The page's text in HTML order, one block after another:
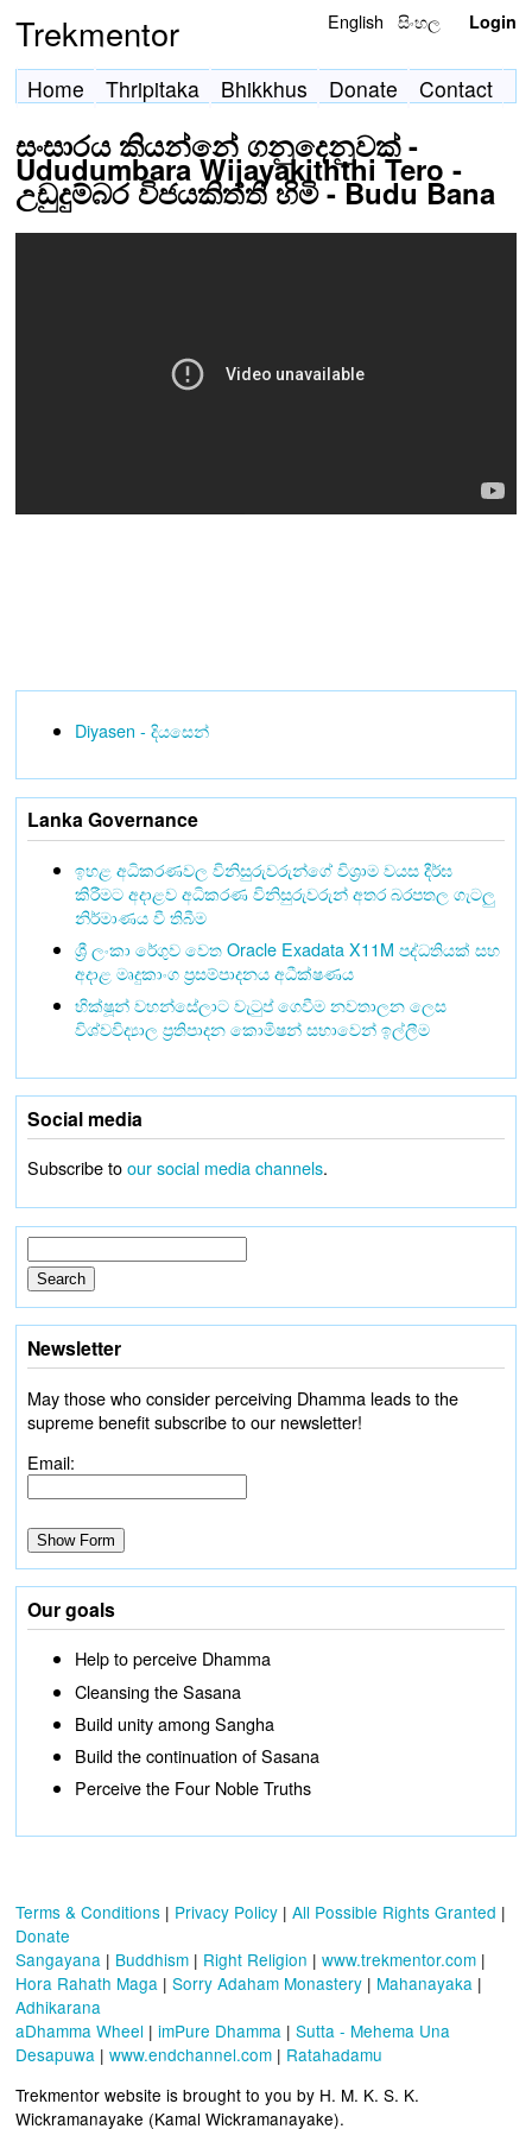
Trekmentor English සිංහල Login
Home Thripitaka Bhikkhus Donate Contact
සංසාරය කියන්නේ ගනුදෙනුවක් -
Ududumbara Wijayakiththi Tero -
උඩුදුම්බර විජයකිත්ති හිමි - Budu Bana
Diyasen - දියසෙන්
Lanka Governance
ඉහළ අධිකරණවල විනිසුරුවරුන්ගේ විශ්‍රාම වයස දීර්ඝ
කිරීමට අදාළව අධිකරණ විනිසුරුවරුන් අතර බරපතල ගැටලු
නිර්මාණය වී තිබීම
ශ්‍රී ලංකා රේගුව වෙත Oracle Exadata X11M පද්ධතියක් සහ
අදාළ මෘදුකාංග ප්‍රසම්පාදනය අධීක්ෂණය
භික්ෂූන් වහන්සේලාට වැටුප් ගෙවීම නවතාලන ලෙස
විශ්වවිද්‍යාල ප්‍රතිපාදන කොමිෂන් සභාවෙන් ඉල්ලීම
Social media
Subscribe toour social media channels.
Newsletter
May those who consider perceiving Dhamma leads to the
supreme benefit subscribe to our newsletter!
Email:
Our goals
Help to perceive Dhamma
Cleansing the Sasana
Build unity among Sangha
Build the continuation of Sasana
Perceive the Four Noble Truths
Terms & Conditions | Privacy Policy | All Possible Rights Granted |
Donate
Sangayana | Buddhism | Right Religion | www.trekmentor.com |
Hora Rahath Maga | Sorry Adaham Monastery | Mahanayaka |
Adhikarana
aDhamma Wheel | imPure Dhamma | Sutta - Mehema Una
Desapuwa | www.endchannel.com | Ratahadamu
Trekmentor website is brought to you by H. M. K. S. K.
Wickramanayake (Kamal Wickramanayake).